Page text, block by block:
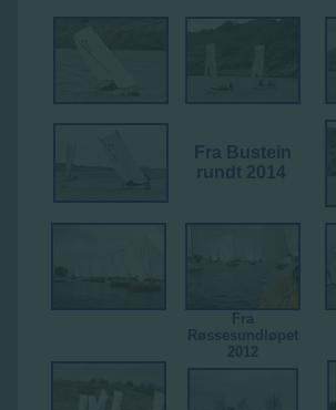
Fra Bustein
rundt 2014
Fra
Røssesundløpet
2012